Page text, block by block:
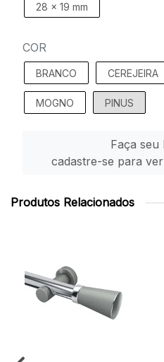
28 x 19 mm
COR
BRANCO CEREJEIRA
MOGNO PINUS
Faça seu
cadastre-se para
Produtos Relacionados